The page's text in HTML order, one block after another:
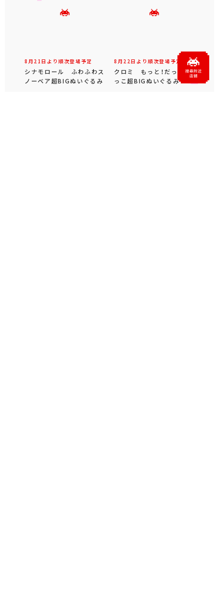
8月21日より順次登場予定
シナモロール ふわふわス
ノーベア超BIGぬいぐるみ
8月22日より順次登場予定
クロミ もっと！だっこだ
っこ超BIGぬいぐるみ